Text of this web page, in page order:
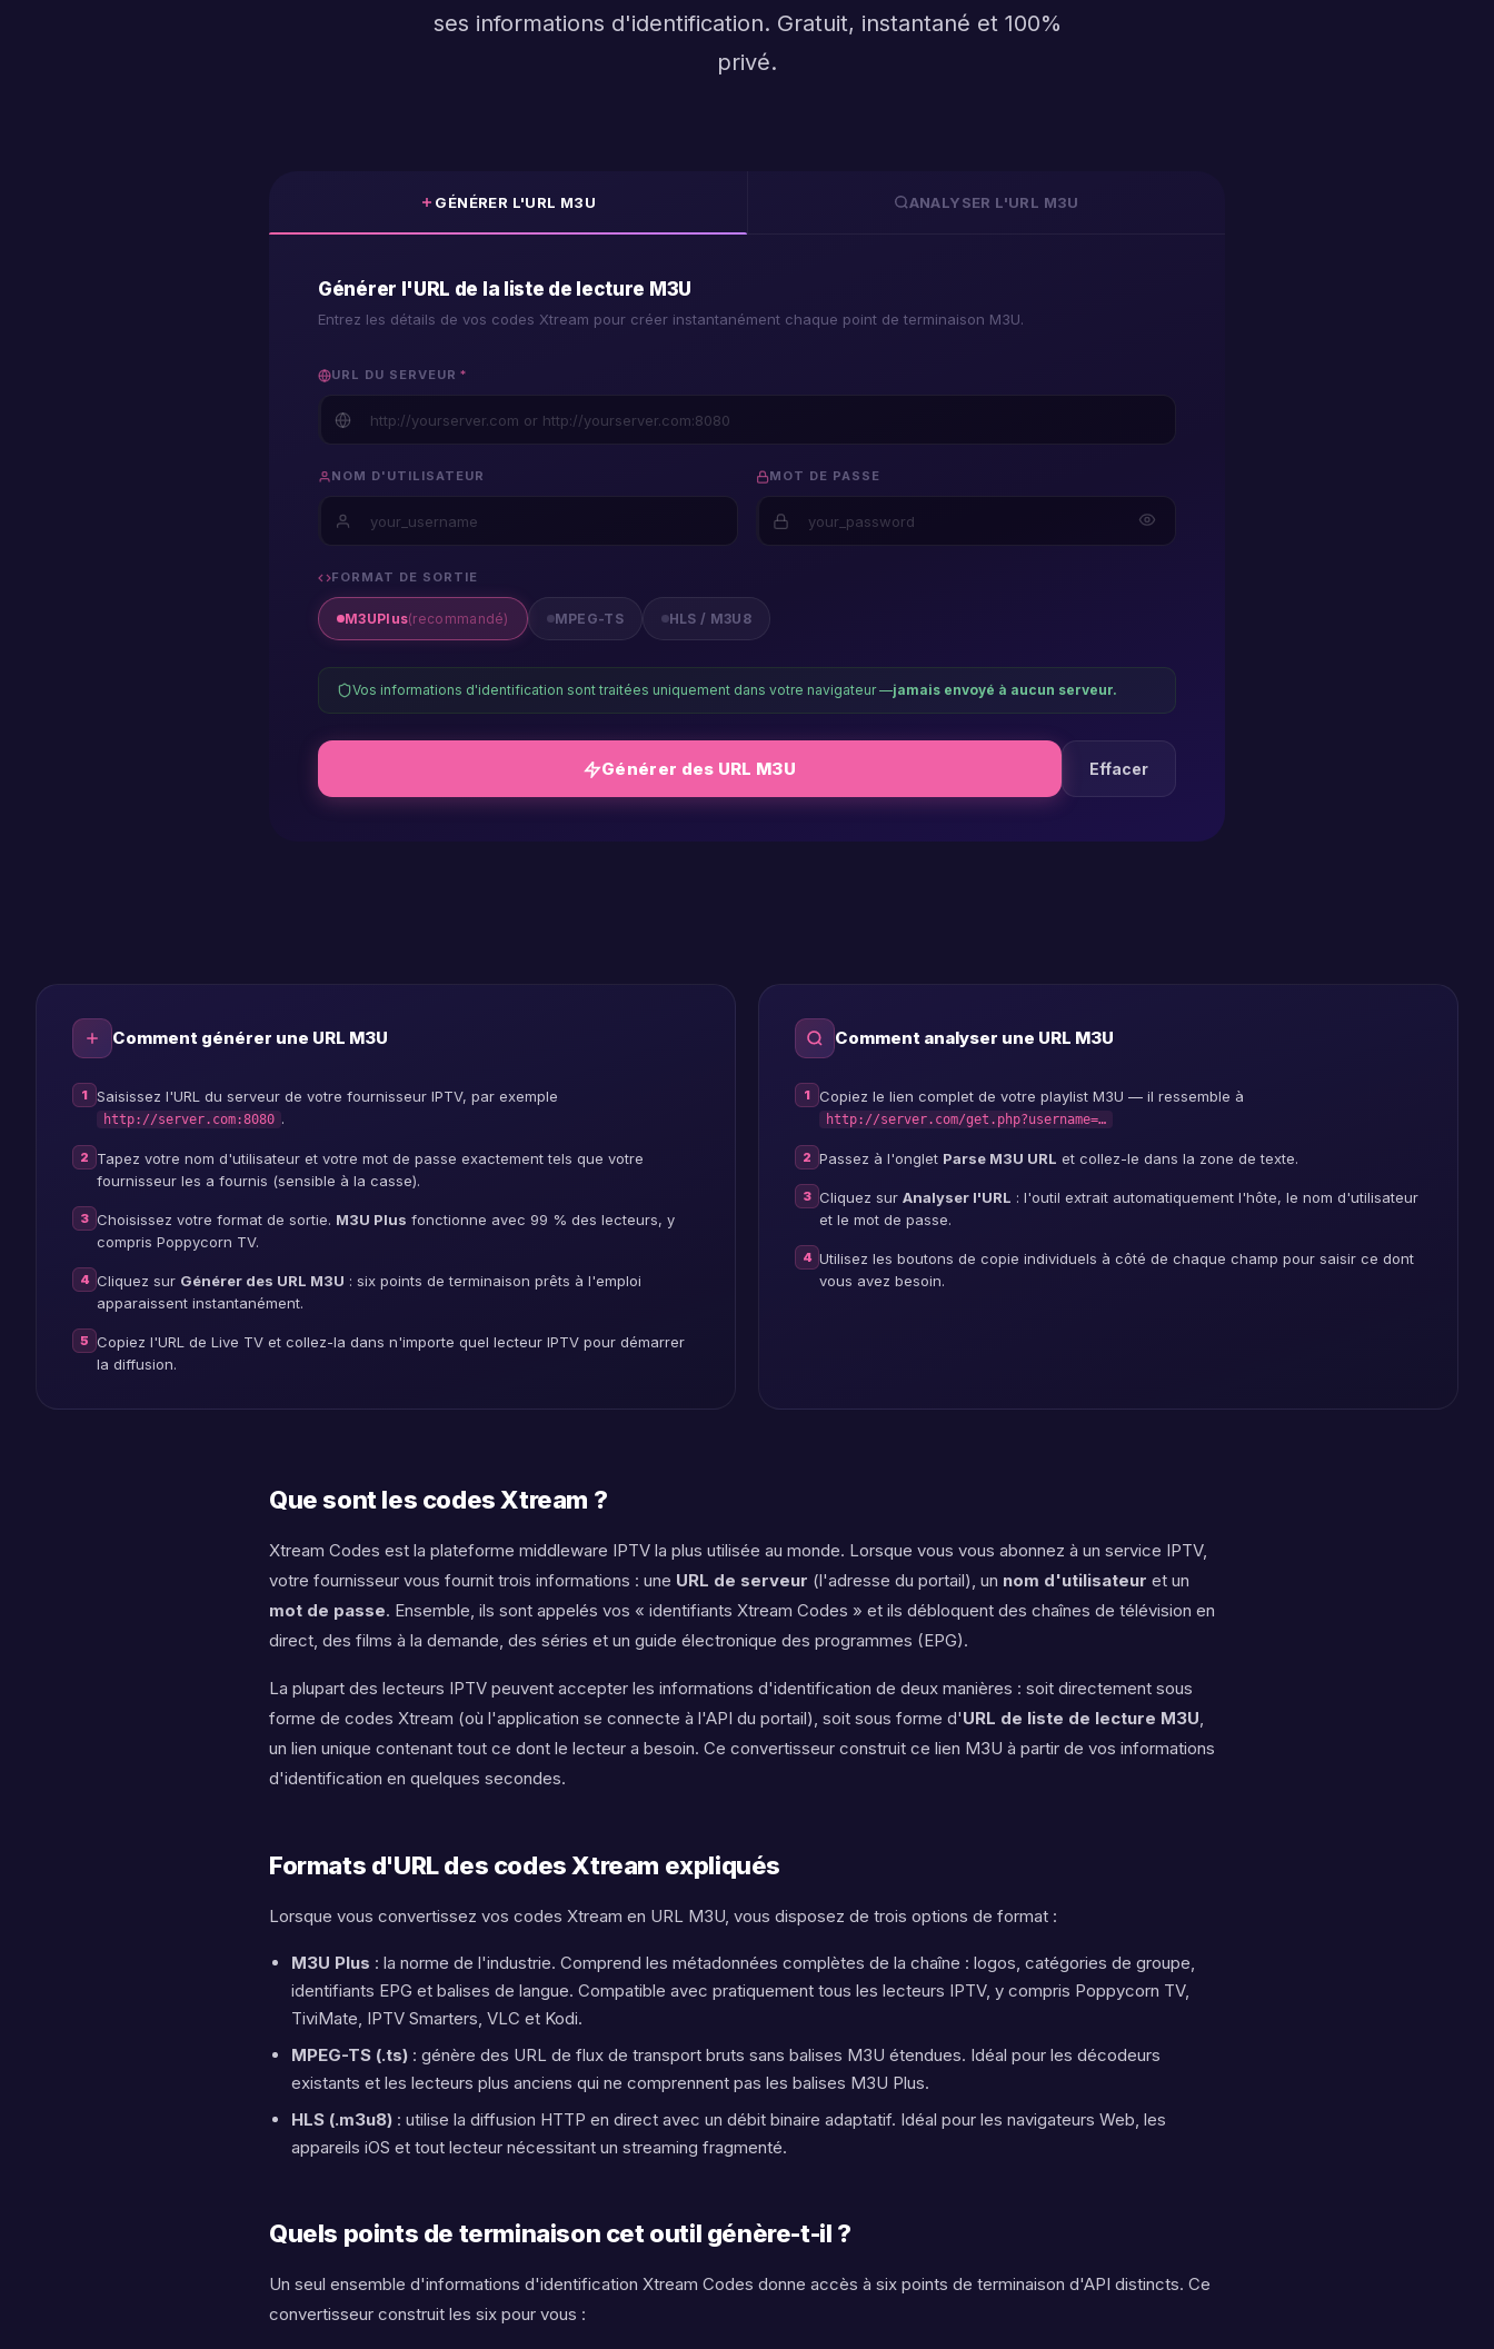
windows
player
android
player
firestick
player
macos
player
player
iphone
player
lg
player
samsung
player
m3u
converter
xtream
codes
ses informations d'identification. Gratuit, instantané et 100%
privé.
GÉNÉRER L'URL M3U ANALYSER L'URL M3U
Générer l'URL de la liste de lecture M3U
Entrez les détails de vos codes Xtream pour créer instantanément chaque point de terminaison M3U.
URL DU SERVEUR *
NOM D'UTILISATEUR MOT DE PASSE
FORMAT DE SORTIE
M3UPlus(recommandé) MPEG-TS HLS / M3U8
Vos informations d'identification sont traitées uniquement dans votre navigateur —jamais envoyé à aucun serveur.
Générer des URL M3U Effacer
Comment générer une URL M3U
1 Saisissez l'URL du serveur de votre fournisseur IPTV, par exemple
http://server.com:8080 .
2
Tapez votre nom d'utilisateur et votre mot de passe exactement tels que votre
fournisseur les a fournis (sensible à la casse).
3 Choisissez votre format de sortie. M3U Plus fonctionne avec 99 % des lecteurs, y
compris Poppycorn TV.
4 Cliquez sur Générer des URL M3U : six points de terminaison prêts à l'emploi
apparaissent instantanément.
5 Copiez l'URL de Live TV et collez-la dans n'importe quel lecteur IPTV pour démarrer
la diffusion.
Comment analyser une URL M3U
1 Copiez le lien complet de votre playlist M3U — il ressemble à
http://server.com/get.php?username=…
2 Passez à l'onglet Parse M3U URL et collez-le dans la zone de texte.
3 Cliquez sur Analyser l'URL : l'outil extrait automatiquement l'hôte, le nom d'utilisateur
et le mot de passe.
4 Utilisez les boutons de copie individuels à côté de chaque champ pour saisir ce dont
vous avez besoin.
Que sont les codes Xtream ?
Xtream Codes est la plateforme middleware IPTV la plus utilisée au monde. Lorsque vous vous abonnez à un service IPTV,
votre fournisseur vous fournit trois informations : une URL de serveur (l'adresse du portail), un nom d'utilisateur et un
mot de passe. Ensemble, ils sont appelés vos « identifiants Xtream Codes » et ils débloquent des chaînes de télévision en
direct, des films à la demande, des séries et un guide électronique des programmes (EPG).
La plupart des lecteurs IPTV peuvent accepter les informations d'identification de deux manières : soit directement sous
forme de codes Xtream (où l'application se connecte à l'API du portail), soit sous forme d'URL de liste de lecture M3U,
un lien unique contenant tout ce dont le lecteur a besoin. Ce convertisseur construit ce lien M3U à partir de vos informations
d'identification en quelques secondes.
Formats d'URL des codes Xtream expliqués
Lorsque vous convertissez vos codes Xtream en URL M3U, vous disposez de trois options de format :
M3U Plus : la norme de l'industrie. Comprend les métadonnées complètes de la chaîne : logos, catégories de groupe,
identifiants EPG et balises de langue. Compatible avec pratiquement tous les lecteurs IPTV, y compris Poppycorn TV,
TiviMate, IPTV Smarters, VLC et Kodi.
MPEG-TS (.ts) : génère des URL de flux de transport bruts sans balises M3U étendues. Idéal pour les décodeurs
existants et les lecteurs plus anciens qui ne comprennent pas les balises M3U Plus.
HLS (.m3u8) : utilise la diffusion HTTP en direct avec un débit binaire adaptatif. Idéal pour les navigateurs Web, les
appareils iOS et tout lecteur nécessitant un streaming fragmenté.
Quels points de terminaison cet outil génère-t-il ?
Un seul ensemble d'informations d'identification Xtream Codes donne accès à six points de terminaison d'API distincts. Ce
convertisseur construit les six pour vous :